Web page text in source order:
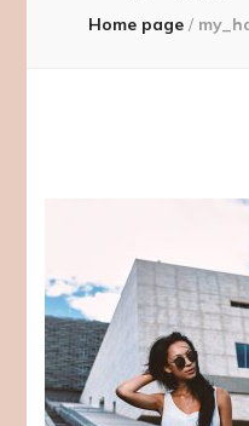
Home page /